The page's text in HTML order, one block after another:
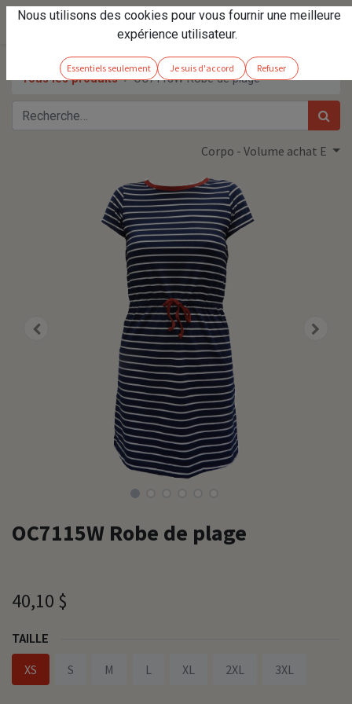
Tous les produits OC7115W Robe de plage
Corpo - Volume achat E
OC7115W Robe de plage
40,10 $
TAILLE
XS S M L XL 2XL 3XL
Nous utilisons des cookies pour vous fournir une meilleure
expérience utilisateur.
Essentiels seulement Je suis d'accord Refuser